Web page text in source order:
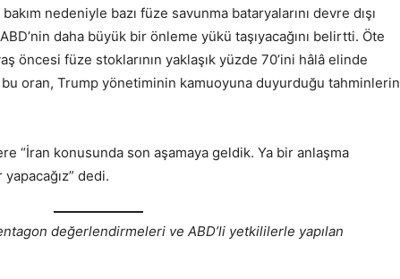
nedeniyle bazı füze savunma bataryalarını devre dışı
daha büyük bir önleme yükü taşıyacağını belirtti. Öte
öncesi füze stoklarının yaklaşık yüzde 70’ini hâlâ elinde
oran, Trump yönetiminin kamuoyuna duyurduğu tahminlerin
“İran konusunda son aşamaya geldik. Ya bir anlaşma
dedi.
değerlendirmeleri ve ABD’li yetkililerle yapılan